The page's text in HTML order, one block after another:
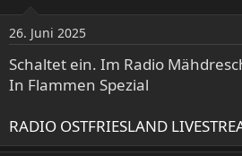
n
e
n
:
26. Juni 2025
Schaltet ein. Im Radio
In Flammen Spezial
RADIO OSTFRIESLAND